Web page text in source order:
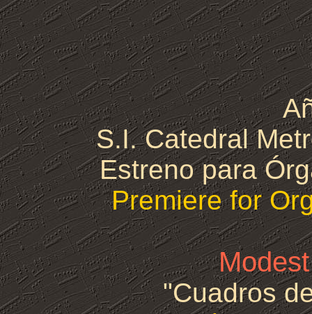
S.I. Catedral
Estreno para
Premiere for
"Cuadros